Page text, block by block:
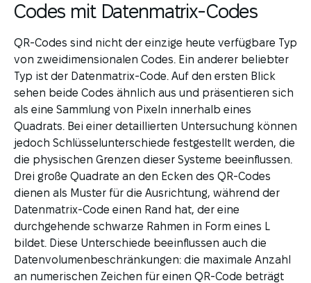
Codes mit Datenmatrix-Codes
QR-Codes sind nicht der einzige heute verfügbare Typ
von zweidimensionalen Codes. Ein anderer beliebter
Typ ist der Datenmatrix-Code. Auf den ersten Blick
sehen beide Codes ähnlich aus und präsentieren sich
als eine Sammlung von Pixeln innerhalb eines
Quadrats. Bei einer detaillierten Untersuchung können
jedoch Schlüsselunterschiede festgestellt werden, die
die physischen Grenzen dieser Systeme beeinflussen.
Drei große Quadrate an den Ecken des QR-Codes
dienen als Muster für die Ausrichtung, während der
Datenmatrix-Code einen Rand hat, der eine
durchgehende schwarze Rahmen in Form eines L
bildet. Diese Unterschiede beeinflussen auch die
Datenvolumenbeschränkungen: die maximale Anzahl
an numerischen Zeichen für einen QR-Code beträgt